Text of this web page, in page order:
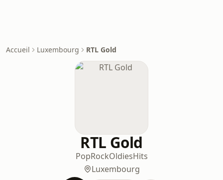
Accueil Luxembourg RTL Gold
RTL Gold
PopRockOldiesHits
Luxembourg